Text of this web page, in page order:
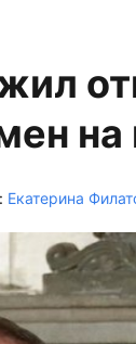
Екатерина